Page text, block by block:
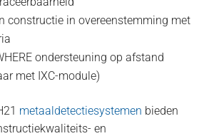
constructie in overeenstemming met
ondersteuning op afstand
met IXC-module)
metaaldetectiesystemen bieden
en